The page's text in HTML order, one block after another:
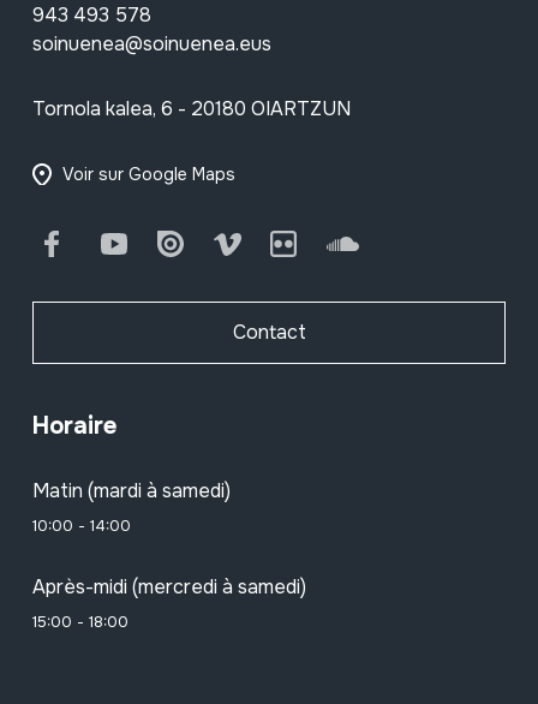
943 493 578
soinuenea@soinuenea.eus
Tornola kalea, 6 - 20180 OIARTZUN
Voir sur Google Maps
FacebookYoutube Issuu Vimeo Flickr SoundCloud
Contact
Horaire
Matin (mardi à samedi)
10:00 - 14:00
Après-midi (mercredi à samedi)
15:00 - 18:00